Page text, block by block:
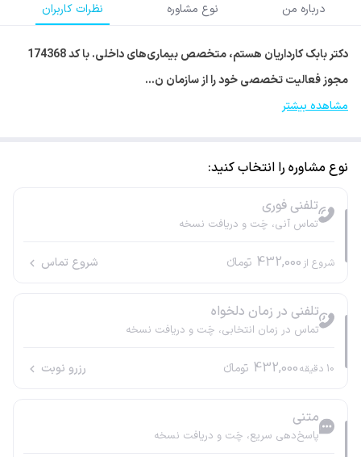
درباره من نوع مشاوره نظرات کاربران
دکتر بابک کارداریان هستم، متخصص بیماری‌های داخلی. با کد 174368
مجوز فعالیت تخصصی خود را از سازمان ن…
مشاهده بیشتر
نوع مشاوره را انتخاب کنید:
تلفنی فوری
تماس آنی، چَت و دریافت نسخه
شروع از 432,000 تومانء شروع تماس
تلفنی در زمان دلخواه
تماس در زمان انتخابی، چَت و دریافت نسخه
10 دقیقه432,000 تومانء رزرو نوبت
متنی
پاسخ‌دهی سریع، چَت و دریافت نسخه